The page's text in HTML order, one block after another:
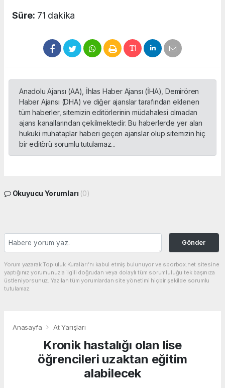
Süre: 71 dakika
Anadolu Ajansı (AA), İhlas Haber Ajansı (İHA), Demirören
Haber Ajansı (DHA) ve diğer ajanslar tarafından eklenen
tüm haberler, sitemizin editörlerinin müdahalesi olmadan
ajans kanallarından çekilmektedir. Bu haberlerde yer alan
hukuki muhataplar haberi geçen ajanslar olup sitemizin hiç
bir editörü sorumlu tutulamaz...
Okuyucu Yorumları (0)
Gönder
Yorum yazarak Topluluk Kuralları’nı kabul etmiş bulunuyor ve sporbox.net sitesine
yaptığınız yorumunuzla ilgili doğrudan veya dolaylı tüm sorumluluğu tek başınıza
üstleniyorsunuz. Yazılan tüm yorumlardan site yönetimi hiçbir şekilde sorumlu
tutulamaz.
Anasayfa At Yarışları
Kronik hastalığı olan lise
öğrencileri uzaktan eğitim
alabilecek